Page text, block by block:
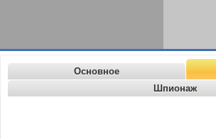
Основное
Шпионаж